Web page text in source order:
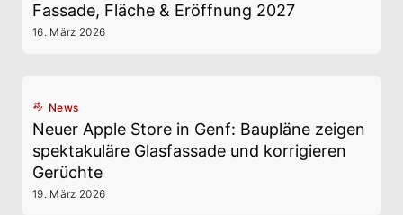
Fassade, Fläche & Eröffnung 2027
16. März 2026
News
Neuer Apple Store in Genf: Baupläne zeigen
spektakuläre Glasfassade und korrigieren
Gerüchte
19. März 2026